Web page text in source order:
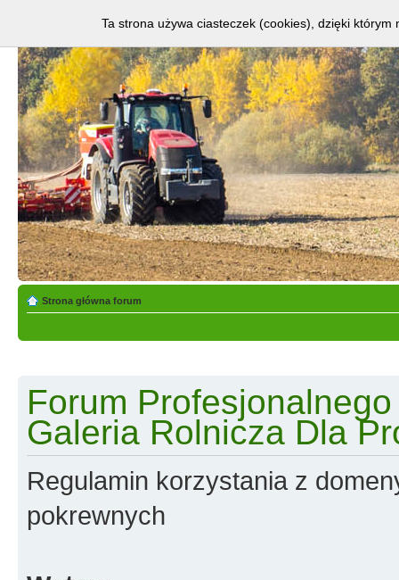
Strona główna forum
Forum
Galeria Rolnicza Dla
Regulamin korzystania z
pokrewnych
Ta strona używa ciasteczek (cookies), dzięki którym